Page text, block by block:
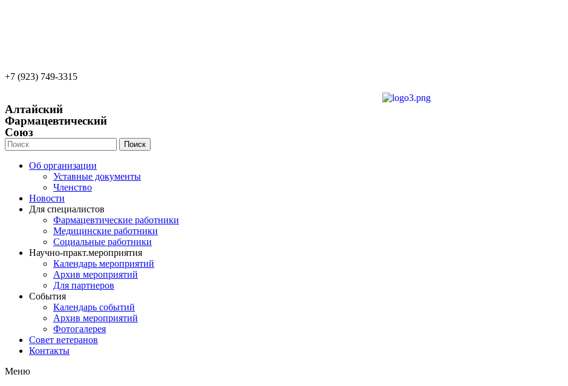
+7 (923) 749-3315
Алтайский
Фармацевтический
Союз
Поиск
Об организации
Уставные документы
Членство
Новости
Для специалистов
Фармацевтические работники
Медицинские работники
Социальные работники
Научно-практ.мероприятия
Календарь мероприятий
Архив мероприятий
Для партнеров
События
Календарь событий
Архив мероприятий
Фотогалерея
Совет ветеранов
Контакты
Меню